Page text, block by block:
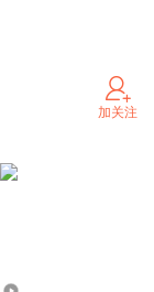
加关注